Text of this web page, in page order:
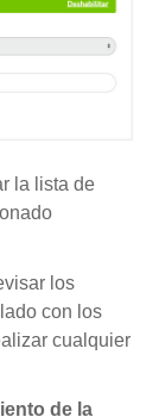
la lista de
los
con los
cualquier
de la